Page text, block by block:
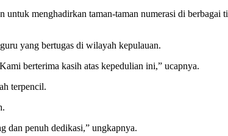
menghadirkan taman-taman numerasi di berbagai
yang bertugas di wilayah kepulauan.
berterima kasih atas kepedulian ini,” ucapnya.
terpencil.
dan penuh dedikasi,” ungkapnya.